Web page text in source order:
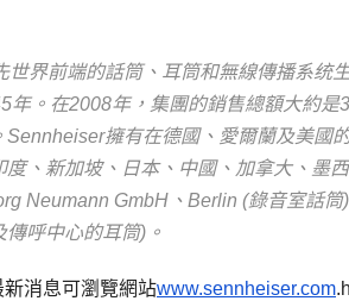
世界前端的話筒、耳筒和無線傳播系统
年。在2008年，集團的銷售總額大約
Sennheiser擁有在德國、愛爾蘭及美國
度、新加坡、日本、中國、加拿大、墨
Neumann GmbH、Berlin (錄音室話
呼中心的耳筒)。
消息可瀏覽網站www.sennheiser.com